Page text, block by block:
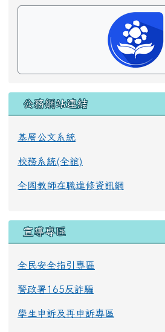
公務網站連結
基層公文系統
校務系統(全誼)
全國教師在職進修資訊網
宣導專區
全民安全指引專區
警政署165反詐騙
學生申訴及再申訴專區